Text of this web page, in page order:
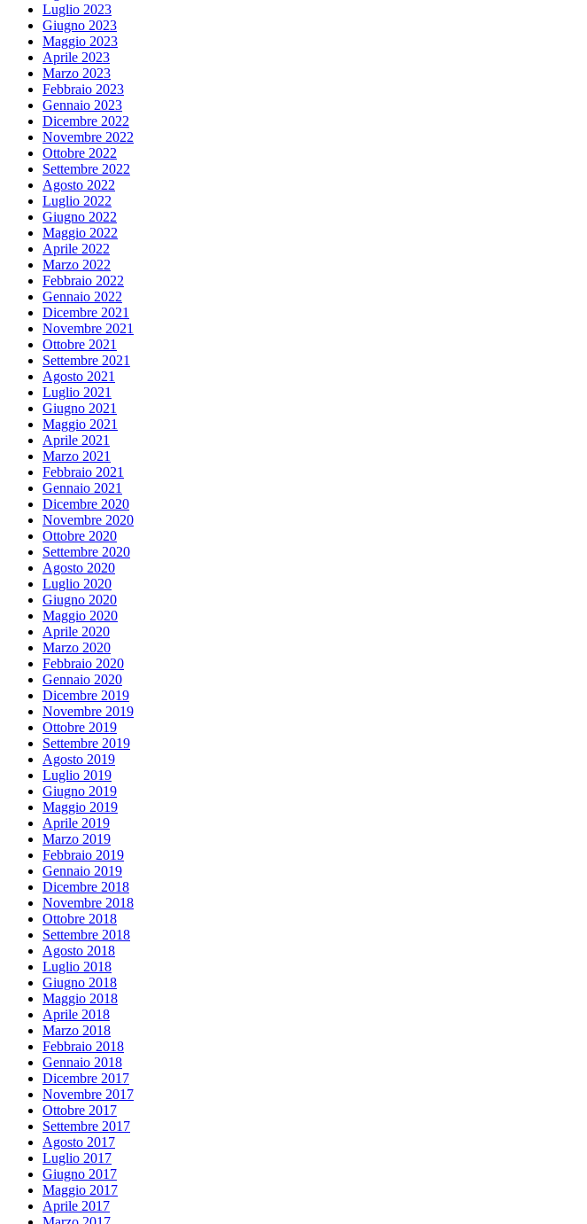
Luglio 2023
Giugno 2023
Maggio 2023
Aprile 2023
Marzo 2023
Febbraio 2023
Gennaio 2023
Dicembre 2022
Novembre 2022
Ottobre 2022
Settembre 2022
Agosto 2022
Luglio 2022
Giugno 2022
Maggio 2022
Aprile 2022
Marzo 2022
Febbraio 2022
Gennaio 2022
Dicembre 2021
Novembre 2021
Ottobre 2021
Settembre 2021
Agosto 2021
Luglio 2021
Giugno 2021
Maggio 2021
Aprile 2021
Marzo 2021
Febbraio 2021
Gennaio 2021
Dicembre 2020
Novembre 2020
Ottobre 2020
Settembre 2020
Agosto 2020
Luglio 2020
Giugno 2020
Maggio 2020
Aprile 2020
Marzo 2020
Febbraio 2020
Gennaio 2020
Dicembre 2019
Novembre 2019
Ottobre 2019
Settembre 2019
Agosto 2019
Luglio 2019
Giugno 2019
Maggio 2019
Aprile 2019
Marzo 2019
Febbraio 2019
Gennaio 2019
Dicembre 2018
Novembre 2018
Ottobre 2018
Settembre 2018
Agosto 2018
Luglio 2018
Giugno 2018
Maggio 2018
Aprile 2018
Marzo 2018
Febbraio 2018
Gennaio 2018
Dicembre 2017
Novembre 2017
Ottobre 2017
Settembre 2017
Agosto 2017
Luglio 2017
Giugno 2017
Maggio 2017
Aprile 2017